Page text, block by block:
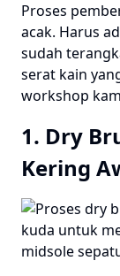
Proses
acak. Harus
sudah
serat kain
workshop
1. Dry
Kering